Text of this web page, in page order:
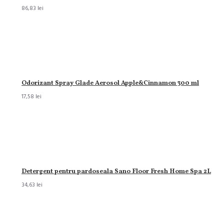
86,83 lei
Odorizant Spray Glade Aerosol Apple&Cinnamon 300 ml
17,58 lei
Detergent pentru pardoseala Sano Floor Fresh Home Spa 2L
34,63 lei